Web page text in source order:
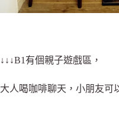
↓↓↓B1有個親子遊戲區，
大人喝咖啡聊天，小朋友可